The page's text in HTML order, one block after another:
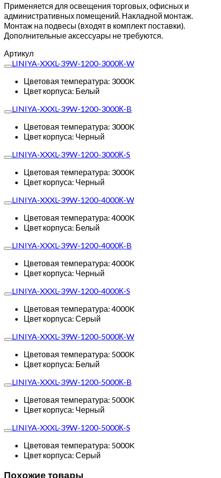
Применяется для освещения торговых, офисных и
административных помещений. Накладной монтаж.
Монтаж на подвесы (входят в комплект поставки).
Дополнительные аксессуары не требуются.
Артикул
LINIYA-XXXL-39W-1200-3000К-W
Цветовая температура: 3000K
Цвет корпуса: Белый
LINIYA-XXXL-39W-1200-3000К-B
Цветовая температура: 3000K
Цвет корпуса: Черный
LINIYA-XXXL-39W-1200-3000К-S
Цветовая температура: 3000K
Цвет корпуса: Черный
LINIYA-XXXL-39W-1200-4000К-W
Цветовая температура: 4000K
Цвет корпуса: Белый
LINIYA-XXXL-39W-1200-4000К-B
Цветовая температура: 4000K
Цвет корпуса: Черный
LINIYA-XXXL-39W-1200-4000К-S
Цветовая температура: 4000K
Цвет корпуса: Серый
LINIYA-XXXL-39W-1200-5000К-W
Цветовая температура: 5000K
Цвет корпуса: Белый
LINIYA-XXXL-39W-1200-5000К-B
Цветовая температура: 5000K
Цвет корпуса: Черный
LINIYA-XXXL-39W-1200-5000К-S
Цветовая температура: 5000K
Цвет корпуса: Серый
Похожие товары